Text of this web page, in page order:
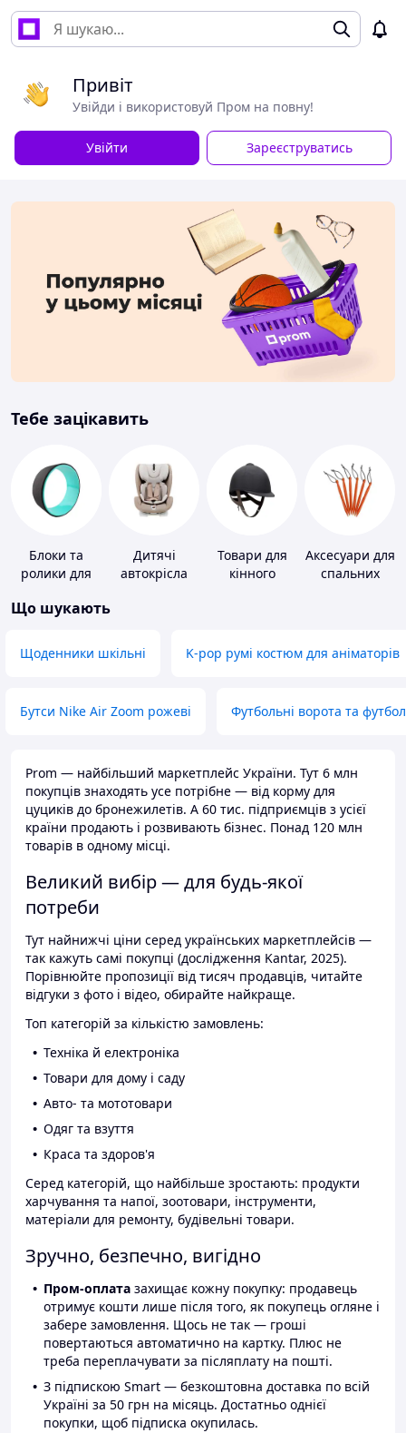
Привіт
Увійди і використовуй Пром на повну!
Увійти Зареєструватись
Тебе зацікавить
Блоки та
ролики для
Дитячі
автокрісла
Товари для
кінного
Аксесуари для
спальних
Що шукають
Щоденники шкільні K-pop румі костюм для аніматорів
Бутси Nike Air Zoom рожеві Футбольні ворота та
Prom — найбільший маркетплейс України. Тут 6 млн
покупців знаходять усе потрібне — від корму для
цуциків до бронежилетів. А 60 тис. підприємців з усієї
країни продають і розвивають бізнес. Понад 120 млн
товарів в одному місці.
Великий вибір — для будь-якої
потреби
Тут найнижчі ціни серед українських маркетплейсів —
так кажуть самі покупці (дослідження Kantar, 2025).
Порівнюйте пропозиції від тисяч продавців, читайте
відгуки з фото і відео, обирайте найкраще.
Топ категорій за кількістю замовлень:
Техніка й електроніка
Товари для дому і саду
Авто- та мототовари
Одяг та взуття
Краса та здоров'я
Серед категорій, що найбільше зростають: продукти
харчування та напої, зоотовари, інструменти,
матеріали для ремонту, будівельні товари.
Зручно, безпечно, вигідно
Пром-оплата захищає кожну покупку: продавець
отримує кошти лише після того, як покупець огляне і
забере замовлення. Щось не так — гроші
повертаються автоматично на картку. Плюс не
треба переплачувати за післяплату на пошті.
З підпискою Smart — безкоштовна доставка по всій
Україні за 50 грн на місяць. Достатньо однієї
покупки, щоб підписка окупилась.